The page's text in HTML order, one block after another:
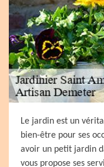
Le jardin est un
bien-être pour ses
avoir un petit jardin
vous propose ses